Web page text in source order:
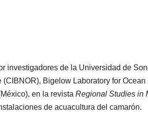
investigadores de la Universidad de
(CIBNOR), Bigelow Laboratory for
en la revista Regional Studies in
de acuacultura del camarón.